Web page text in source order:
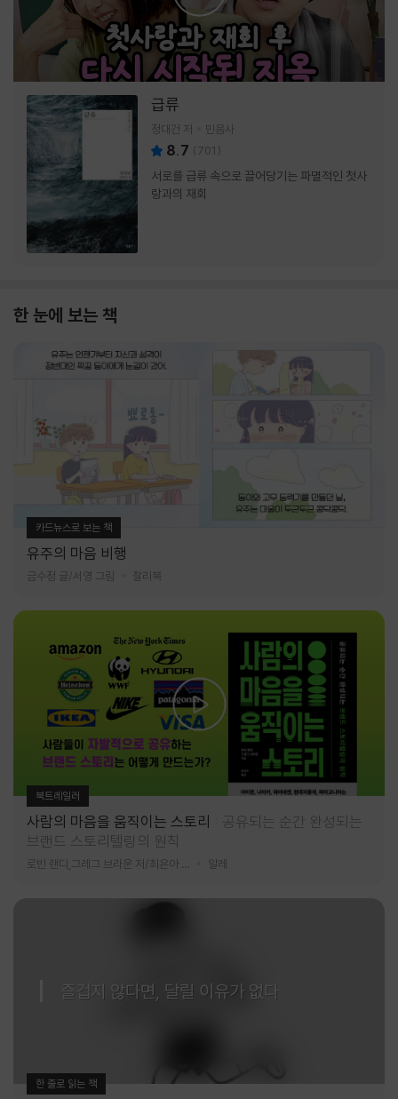
급류
정대건 저 민음사
8.7 (701 )
서로를 급류 속으로 끌어당기는 파멸적인 첫사
랑과의 재회
한 눈에 보는 책
카드뉴스로 보는 책
유주의 마음 비행
금수정 글/서영 그림 찰리북
북트레일러
사람의 마음을 움직이는 스토리
공유되는 순간 완성되는
브랜드 스토리텔링의 원칙
알레
즐겁지 않다면, 달릴 이유가 없다
한 줄로 읽는 책